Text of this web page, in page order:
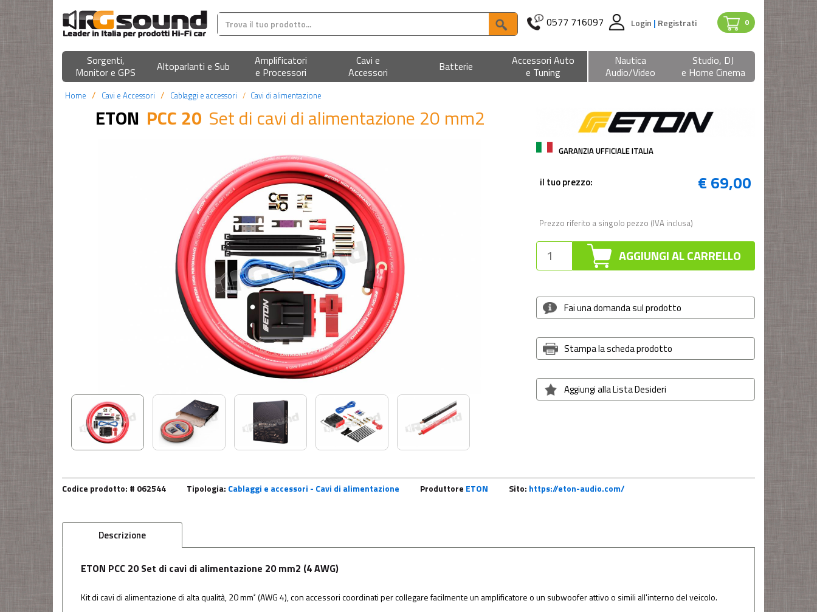
0
0577 716097 Login | Registrati
Sorgenti,
Monitor e GPS
Altoparlanti e Sub
Amplificatori
e Processori
Cavi e
Accessori
Batterie
Accessori Auto
e Tuning
Nautica
Audio/Video
Studio, DJ
e Home Cinema
Home Cavi e Accessori Cablaggi e accessori Cavi di alimentazione
ETON PCC 20 Set di cavi di alimentazione 20 mm2
GARANZIA UFFICIALE ITALIA
€ 69,00
il tuo prezzo:
Prezzo riferito a singolo pezzo (IVA inclusa)
AGGIUNGI AL CARRELLO
Fai una domanda sul prodotto
Stampa la scheda prodotto
Aggiungi alla Lista Desideri
Codice prodotto: # 062544 Tipologia: Cablaggi e accessori - Cavi di alimentazione Produttore ETON Sito: https://eton-audio.com/
Descrizione
ETON PCC 20 Set di cavi di alimentazione 20 mm2 (4 AWG)
Kit di cavi di alimentazione di alta qualità, 20 mm² (AWG 4), con accessori coordinati per collegare facilmente un amplificatore o un subwoofer attivo o simili all'interno del veicolo.